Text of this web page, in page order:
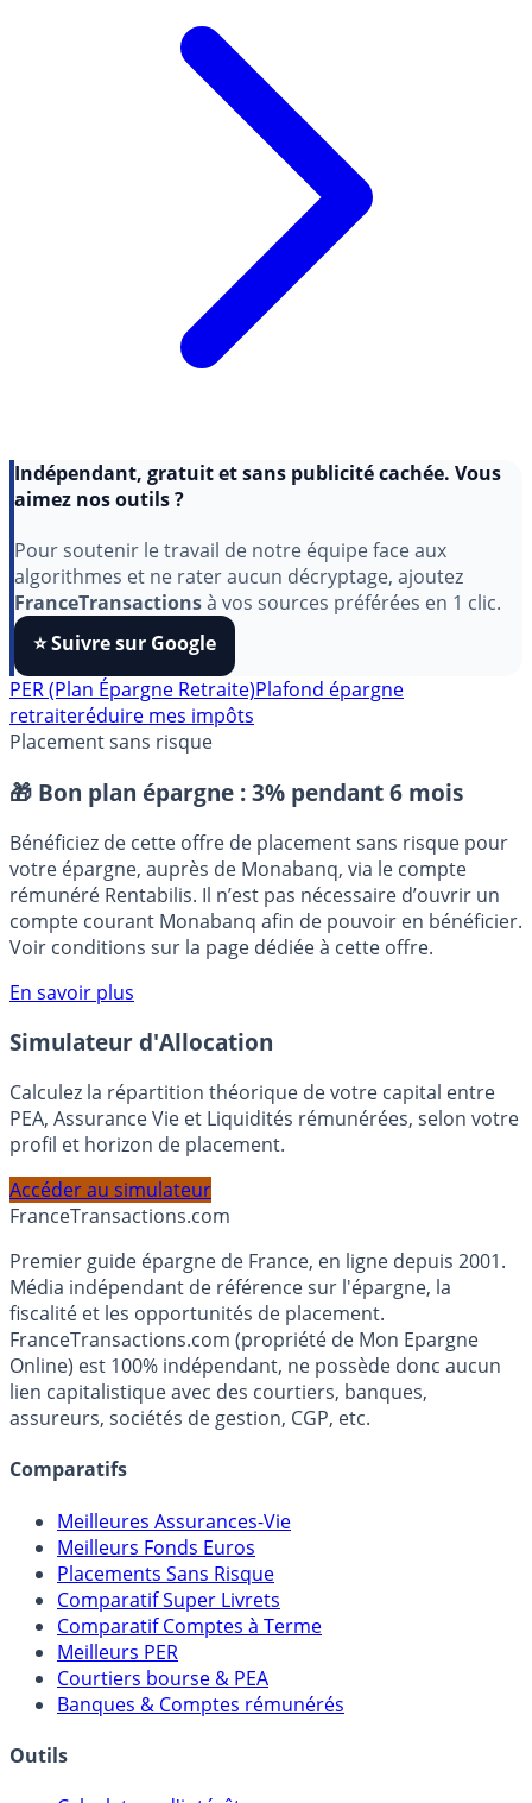
Indépendant, gratuit et sans publicité cachée. Vous
aimez nos outils ?
Pour soutenir le travail de notre équipe face aux
algorithmes et ne rater aucun décryptage, ajoutez
FranceTransactionsà vos sources préférées en 1 clic.
⭐️ Suivre sur Google
PER (Plan Épargne Retraite)Plafond épargne
retraiteréduire mes impôts
Placement sans risque
🎁 Bon plan épargne : 3% pendant 6 mois
Bénéficiez de cette offre de placement sans risque pour
votre épargne, auprès de Monabanq, via le compte
rémunéré Rentabilis. Il n’est pas nécessaire d’ouvrir un
compte courant Monabanq afin de pouvoir en bénéficier.
Voir conditions sur la page dédiée à cette offre.
En savoir plus
Simulateur d'Allocation
Calculez la répartition théorique de votre capital entre
PEA, Assurance Vie et Liquidités rémunérées, selon votre
profil et horizon de placement.
Accéder au simulateur
FranceTransactions.com
Premier guide épargne de France, en ligne depuis 2001.
Média indépendant de référence sur l'épargne, la
fiscalité et les opportunités de placement.
FranceTransactions.com (propriété de Mon Epargne
Online) est 100% indépendant, ne possède donc aucun
lien capitalistique avec des courtiers, banques,
assureurs, sociétés de gestion, CGP, etc.
Comparatifs
Meilleures Assurances-Vie
Meilleurs Fonds Euros
Placements Sans Risque
Comparatif Super Livrets
Comparatif Comptes à Terme
Meilleurs PER
Courtiers bourse & PEA
Banques & Comptes rémunérés
Outils